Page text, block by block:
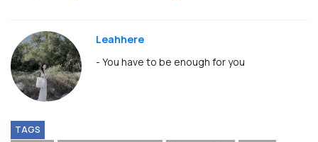
Leahhere
- You have to be enough for you
TAGS